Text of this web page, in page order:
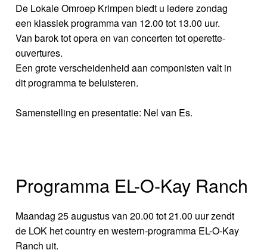
De Lokale Omroep Krimpen biedt u iedere zondag
een klassiek programma van 12.00 tot 13.00 uur.
Van barok tot opera en van concerten tot operette-
ouvertures.
Een grote verscheidenheid aan componisten valt in
dit programma te beluisteren.
Samenstelling en presentatie: Nel van Es.
Programma EL-O-Kay Ranch
Maandag 25 augustus van 20.00 tot 21.00 uur zendt
de LOK het country en western-programma EL-O-Kay
Ranch uit.